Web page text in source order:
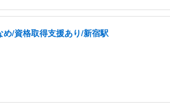
/資格取得支援あり/新宿駅